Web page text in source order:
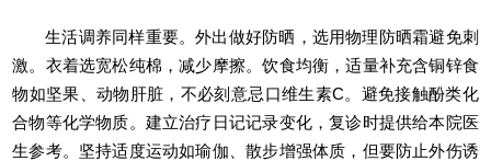
生活调养同样重要。外出做好防晒，选用物理防晒霜避免刺
激。衣着选宽松纯棉，减少摩擦。饮食均衡，适量补充含铜锌食
物如坚果、动物肝脏，不必刻意忌口维生素C。避免接触酚类化
合物等化学物质。建立治疗日记记录变化，复诊时提供给本院医
生参考。坚持适度运动如瑜伽、散步增强体质，但要防止外伤诱